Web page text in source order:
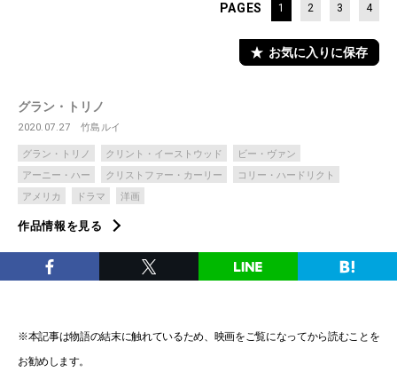
PAGES 1 2 3 4
お気に入りに保存
グラン・トリノ
2020.07.27 竹島ルイ
グラン・トリノ クリント・イーストウッド
ビー・ヴァン
アーニー・ハー
クリストファー・カーリー
コリー・ハードリクト
アメリカ
ドラマ 洋画
作品情報を見る
※本記事は物語の結末に触れているため、映画をご覧になってから読むことを
お勧めします。